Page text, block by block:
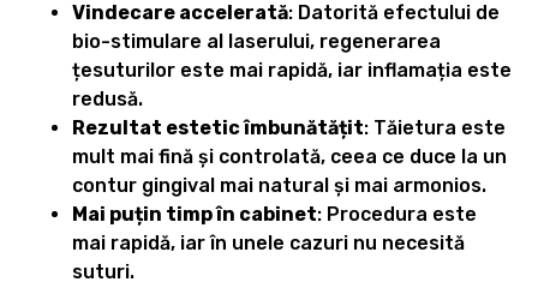
Vindecare accelerată: Datorită efectului de
bio-stimulare al laserului, regenerarea
țesuturilor este mai rapidă, iar inflamația este
redusă.
Rezultat estetic îmbunătățit: Tăietura este
mult mai fină și controlată, ceea ce duce la un
contur gingival mai natural și mai armonios.
Mai puțin timp în cabinet: Procedura este
mai rapidă, iar în unele cazuri nu necesită
suturi.